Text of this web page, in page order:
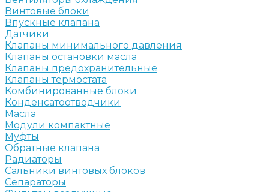
Винтовые блоки
Впускные клапана
Датчики
Клапаны минимального давления
Клапаны остановки масла
Клапаны предохранительные
Клапаны термостата
Комбинированные блоки
Конденсатоотводчики
Масла
Модули компактные
Муфты
Обратные клапана
Радиаторы
Сальники винтовых блоков
Сепараторы